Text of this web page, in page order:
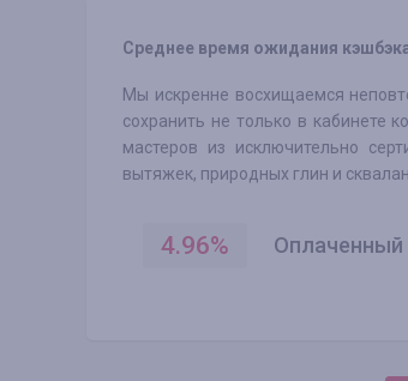
Среднее время ожидания
Мы искренне восхищаемся
сохранить не только в кабинете
мастеров из исключительно
вытяжек, природных глин и
4.96% Оплаченный